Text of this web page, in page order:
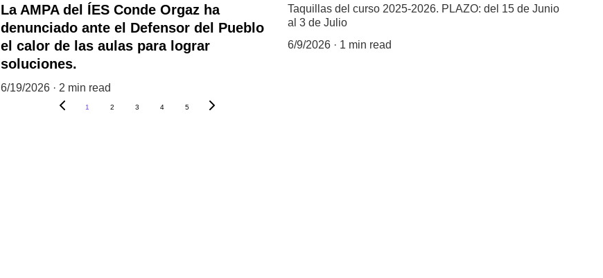
La AMPA del ÍES Conde Orgaz ha
denunciado ante el Defensor del Pueblo
el calor de las aulas para lograr
soluciones.
6/19/2026 2 min read
Taquillas del curso 2025-2026. PLAZO: del 15 de Junio
al 3 de Julio
6/9/2026
1 min read
1 2 3 4 5